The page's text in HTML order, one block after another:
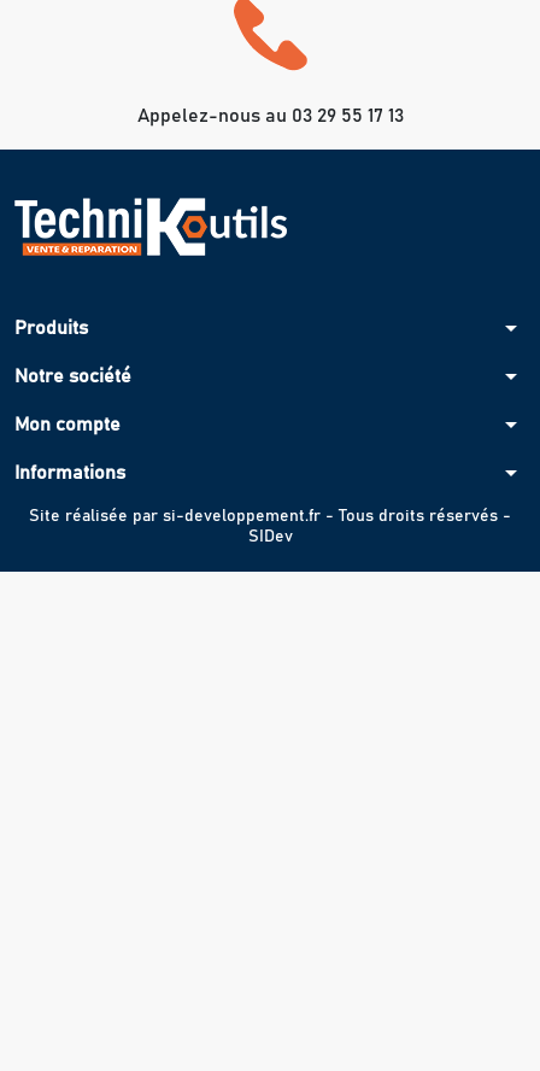
Appelez-nous au 03 29 55 17 13
Produits arrow_drop_down
Notre société arrow_drop_down
Mon compte arrow_drop_down
Informations arrow_drop_down
Site réalisée par si-developpement.fr - Tous droits réservés -
SIDev